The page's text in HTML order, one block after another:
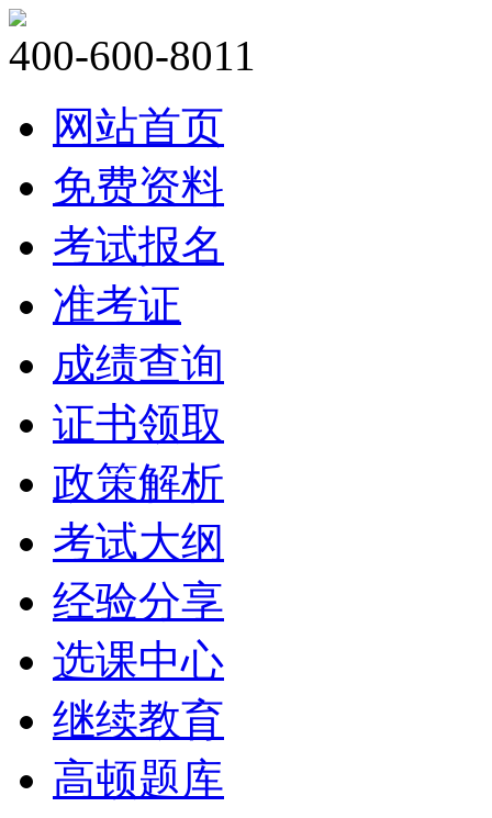
400-600-8011
网站首页
免费资料
考试报名
准考证
成绩查询
证书领取
政策解析
考试大纲
经验分享
选课中心
继续教育
高顿题库